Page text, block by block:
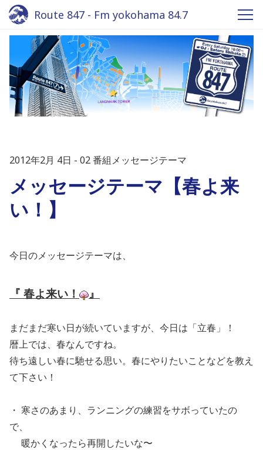
Route 847 - Fm yokohama 84.7
2012年2月 4日 02 番組メッセージテーマ
メッセージテーマ【春よ来
い！】
今日のメッセージテーマは、
『 春よ来い！ 』
まだまだ寒い日が続いていますが、今日は「立春」！
暦上では、春なんですね。
待ち遠しい春に馳せる思い。春にやりたいことなどを教え
て下さい！
・ 寒さのあまり、ランニングの練習をサボっていたの
で、
暖かくなったら再開したいな〜